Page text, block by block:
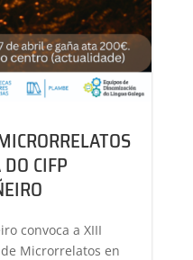
CIFP
convoca a XIII
Microrrelatos en